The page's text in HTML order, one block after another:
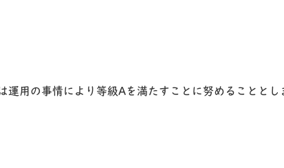
用の事情により等級Aを満たすことに努めることとし